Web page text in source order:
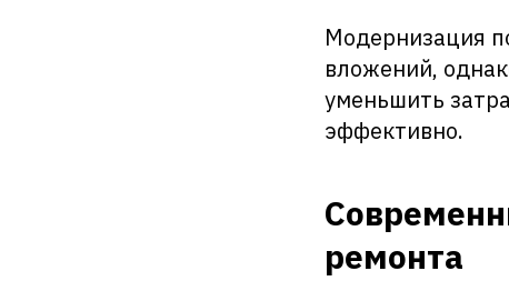
Модернизация
вложений,
уменьшить
эффективно.
ремонта